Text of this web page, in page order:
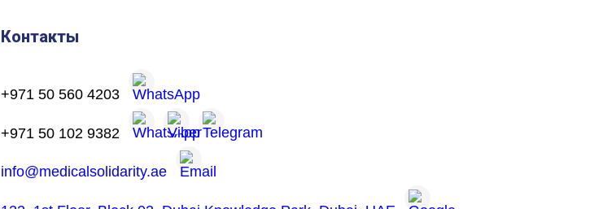
Контакты
+971 50 560 4203
+971 50 102 9382
info@medicalsolidarity.ae